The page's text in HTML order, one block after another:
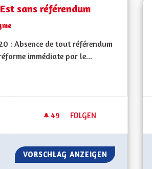
sans référendum
: Absence de tout référendum
immédiate par le...
49 49 FOLLOWER
FOLGEN
SORTIE DU GRAND-EST
VORSCHLAG ANZEIGEN SORTIE DU